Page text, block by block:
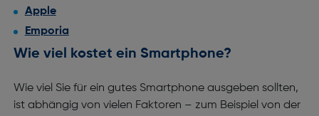
Apple
Emporia
Wie viel kostet ein Smartphone?
Wie viel Sie für ein gutes Smartphone ausgeben sollten,
ist abhängig von vielen Faktoren – zum Beispiel von der